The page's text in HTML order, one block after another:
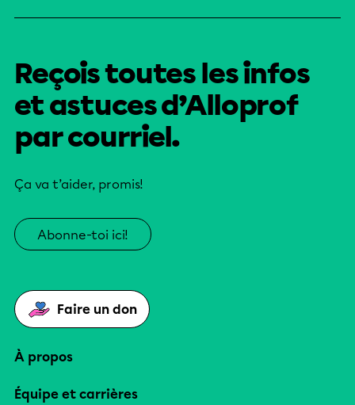
Reçois toutes les infos
et astuces d’Alloprof
par courriel.
Ça va t’aider, promis!
Abonne-toi ici!
Faire un don
À propos
Équipe et carrières